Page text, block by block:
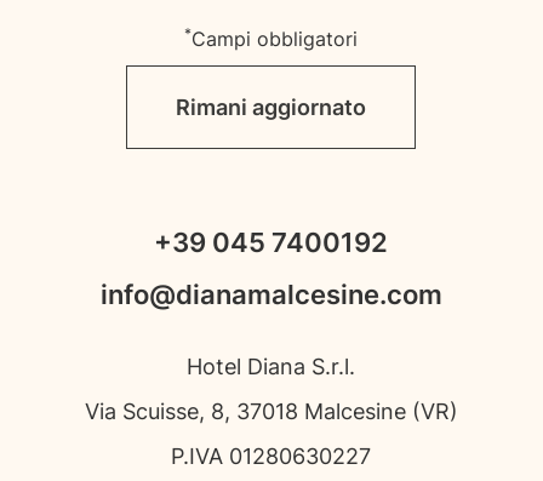
+39 045 7400192
info@dianamalcesine.com
Hotel Diana S.r.l.
Via Scuisse, 8, 37018 Malcesine (VR)
P.IVA 01280630227
*Campi obbligatori
Rimani aggiornato